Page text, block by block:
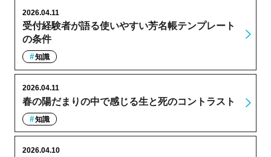
受付経験者が語る使いやすい芳名帳テンプレート
の条件
2026.04.11
知識
春の陽だまりの中で感じる生と死のコントラスト
2026.04.11
知識
2026.04.10